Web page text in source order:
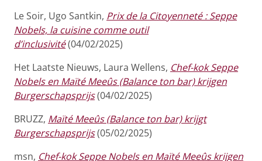
Le Soir, Ugo Santkin, Prix de la Citoyenneté : Seppe
Nobels, la cuisine comme outil
d’inclusivité(04/02/2025)
Het Laatste Nieuws, Laura Wellens, Chef-kok Seppe
Nobels en Maïté Meeûs (Balance ton bar) krijgen
Burgerschapsprijs(04/02/2025)
BRUZZ, Maïté Meeûs (Balance ton bar) krijgt
Burgerschapsprijs(05/02/2025)
msn, Chef-kok Seppe Nobels en Maïté Meeûs krijgen